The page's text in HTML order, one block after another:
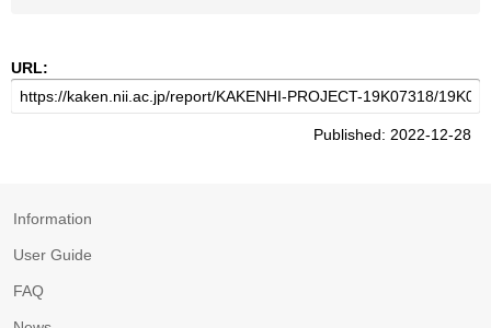
URL:
Published: 2022-12-28
Information
User Guide
FAQ